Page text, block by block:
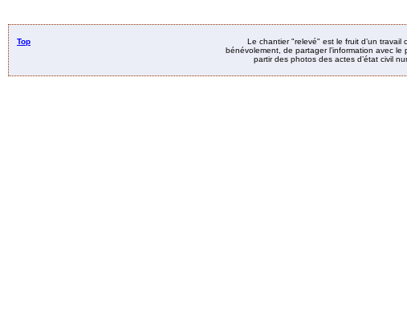
Top
Le chantier "relevé" est le fruit d’un travail
bénévolement, de partager l’information avec
partir des photos des actes d’état civil